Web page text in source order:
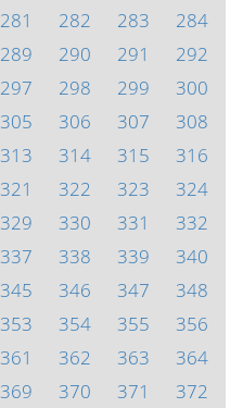
281 282 283
284
289 290 291
292
297 298 299
300
305 306 307
308
313 314 315
316
321 322 323
324
329 330 331
332
337 338 339
340
345 346 347
348
353 354 355
356
361 362 363
364
369 370 371 372